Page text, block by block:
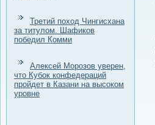
Третий поход Чингисхана
за титулом. Шафиков
победил Комми
Алексей Морозов уверен,
что Кубок конфедераций
пройдет в Казани на высоком
уровне